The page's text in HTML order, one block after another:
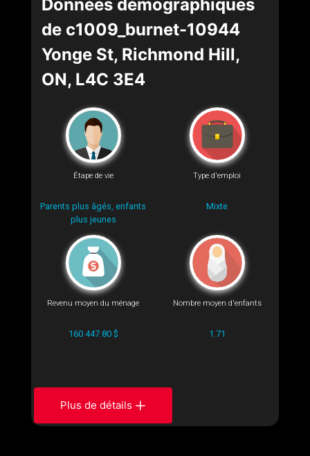
Données démographiques
de c1009_burnet-10944
Yonge St, Richmond Hill,
ON, L4C 3E4
Étape de vie
Parents plus âgés, enfants
plus jeunes
Type d'emploi
Mixte
Revenu moyen du ménage
160 447.80 $
Nombre moyen d'enfants
1.71
Plus de détails